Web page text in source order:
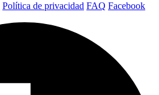
Política de privacidad FAQ Facebook